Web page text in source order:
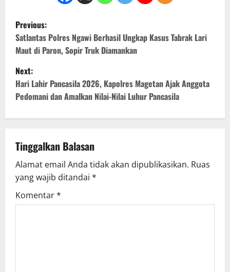
P
o
s
t
n
v
i
g
Previous:
Satlantas Polres Ngawi Berhasil Ungkap Kasus Tabrak Lari
Maut di Paron, Sopir Truk Diamankan
Next:
Hari Lahir Pancasila 2026, Kapolres Magetan Ajak Anggota
Pedomani dan Amalkan Nilai-Nilai Luhur Pancasila
Tinggalkan Balasan
Alamat email Anda tidak akan dipublikasikan. Ruas
yang wajib ditandai *
Komentar*